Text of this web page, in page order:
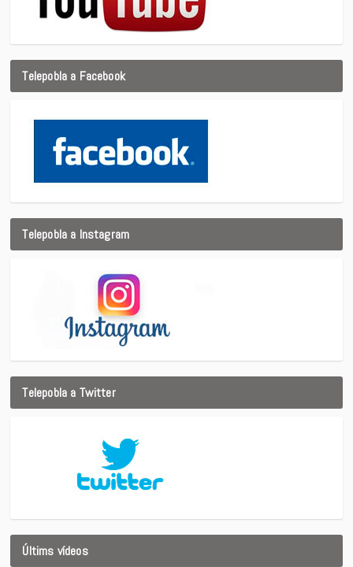
Telepobla a Facebook
Telepobla a Instagram
Telepobla a Twitter
Últims vídeos